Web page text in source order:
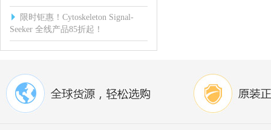
限时钜惠！Cytoskeleton Signal-
Seeker 全线产品85折起！